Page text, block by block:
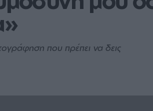
που πρέπει να δεις